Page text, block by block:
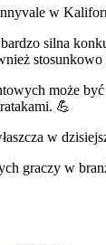
w
silna
może
💪
w
graczy w